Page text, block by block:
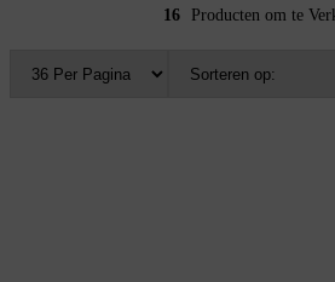
16 Producten om te